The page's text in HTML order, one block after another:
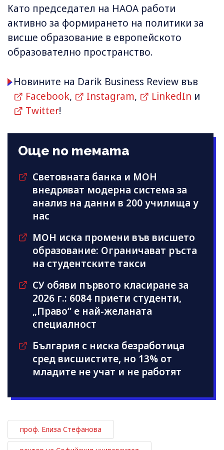
Като председател на НАОА работи
активно за формирането на политики за
висше образование в европейското
образователно пространство.
Новините на Darik Business Review във
Facebook, Instagram, LinkedIn и
Twitter!
Още по темата
Световната банка и МОН
внедряват модерна система за
анализ на данни в 200 училища у
нас
МОН иска промени във висшето
образование: Ограничават ръста
на студентските такси
СУ обяви първото класиране за
2026 г.: 6084 приети студенти,
„Право“ е най-желаната
специалност
България с ниска безработица
сред висшистите, но 13% от
младите не учат и не работят
проф. Елиза Стефанова